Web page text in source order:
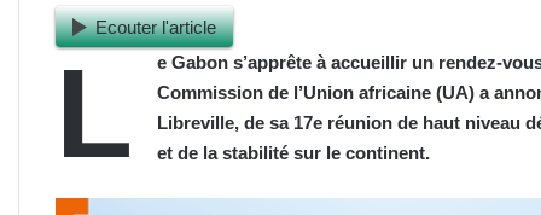
Ecouter l'article
L
e Gabon s’apprête à accueillir un rendez-
Commission de l’Union africaine (UA) a
Libreville, de sa 17e réunion de haut niveau
et de la stabilité sur le continent.